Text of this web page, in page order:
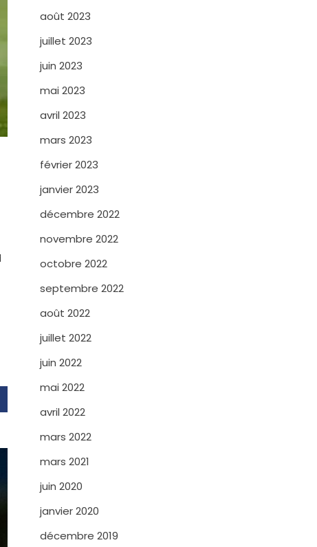
août 2023
juillet 2023
juin 2023
mai 2023
avril 2023
mars 2023
février 2023
janvier 2023
décembre 2022
novembre 2022
octobre 2022
septembre 2022
août 2022
juillet 2022
juin 2022
mai 2022
avril 2022
mars 2022
mars 2021
juin 2020
janvier 2020
décembre 2019